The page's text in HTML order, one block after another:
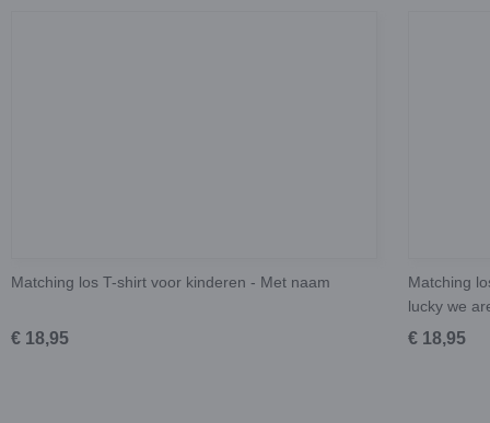
Matching los T-shirt voor kinderen - Met naam
€ 18,95
Matching
lucky we
€ 18,95